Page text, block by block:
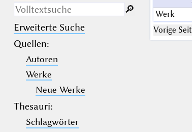
Nur in Beschreibungs­texten
suchen
(der Unterstrich) ist Platzhalter für
genau ein Zeichen.
(das Prozentzeichen) ist Platzhalter
für kein, ein oder mehr als ein
Zeichen.
🔎︎
Erweiterte Suche
Quellen:
Autoren
Werke
Neue Werke
Thesauri:
Schlagwörter
Werk
Vorige